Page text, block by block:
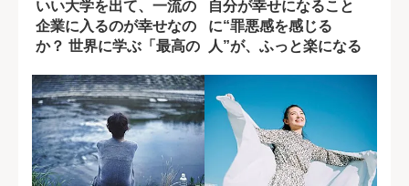
いい大学を出て、一流の
企業に入るのが幸せなの
か？ 世界に学ぶ「最高の
自分が幸せになること
に“罪悪感を感じる
人”が、ふっと楽になる